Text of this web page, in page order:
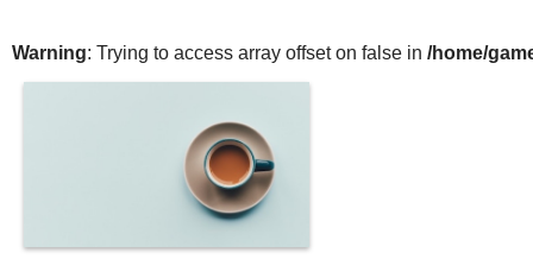
Warning: Trying to access array offset on false in /home/